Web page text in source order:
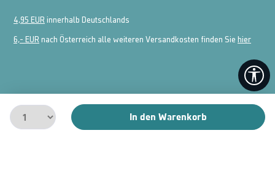
4,95 EUR innerhalb Deutschlands
6,- EUR nach Österreich alle weiteren Versandkosten finden Sie hier
In den Warenkorb